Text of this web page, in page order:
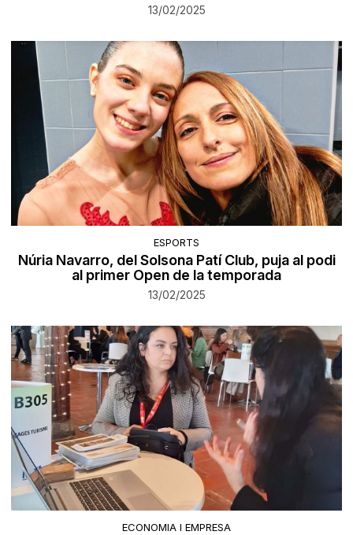
13/02/2025
ESPORTS
Núria Navarro, del Solsona Patí Club, puja al podi
al primer Open de la temporada
13/02/2025
ECONOMIA I EMPRESA